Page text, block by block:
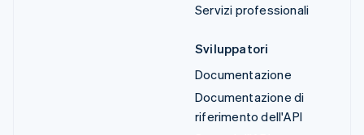
Servizi professionali
Sviluppatori
Documentazione
Documentazione di
riferimento dell'API